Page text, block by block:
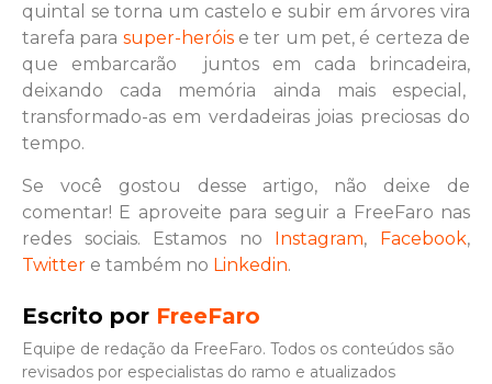
quintal se torna um castelo e subir em árvores vira
tarefa para super-heróise ter um pet, é certeza de
que embarcarão juntos em cada brincadeira,
deixando cada memória ainda mais especial,
transformado-as em verdadeiras joias preciosas do
tempo.
Se você gostou desse artigo, não deixe de
comentar! E aproveite para seguir a FreeFaro nas
redes sociais. Estamos no Instagram, Facebook,
Twitter e também no Linkedin.
Escrito por FreeFaro
Equipe de redação da FreeFaro. Todos os conteúdos são
revisados por especialistas do ramo e atualizados